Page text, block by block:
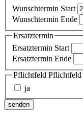
Wunschtermin Start
Wunschtermin Ende
Ersatztermin
Ersatztermin Start
Ersatztermin Ende
Pflichtfeld Pflichtfeld
ja
senden